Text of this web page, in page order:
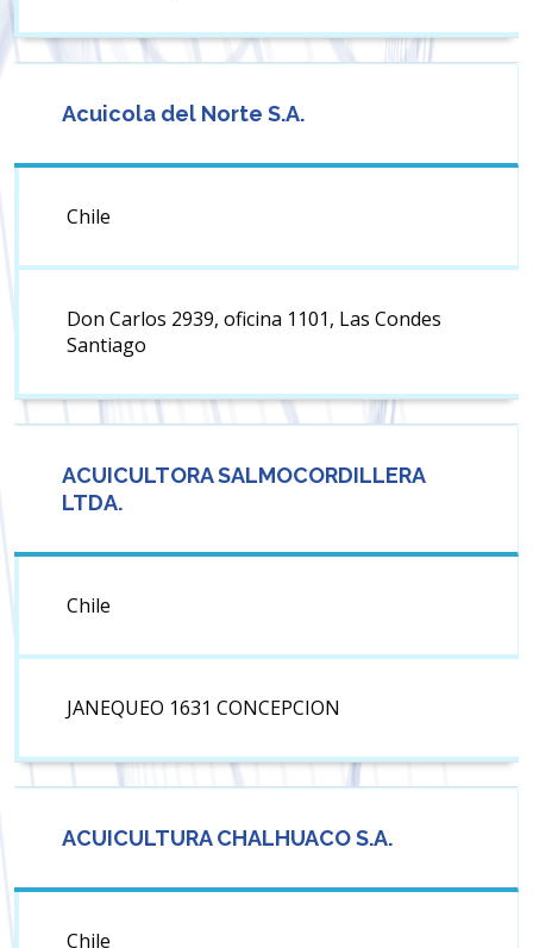
Acuicola del Norte S.A.
Chile
Don Carlos 2939, oficina 1101, Las Condes
Santiago
ACUICULTORA SALMOCORDILLERA
LTDA.
Chile
JANEQUEO 1631 CONCEPCION
ACUICULTURA CHALHUACO S.A.
Chile